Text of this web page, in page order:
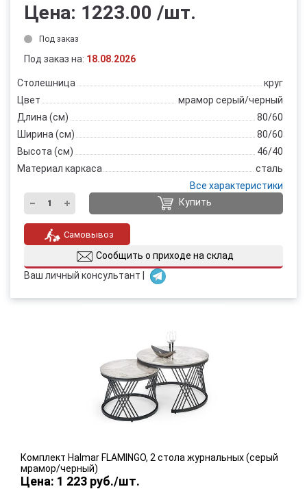
Цена: 1223.00 /шт.
Под заказ
Под заказ на: 18.08.2026
Столешница
круг
Цвет
мрамор серый/черный
Длина (см)
80/60
Ширина (см)
80/60
Высота (см)
46/40
Материал каркаса
сталь
Все характеристики
Купить
Самовывоз
Сообщить о приходе на склад
Ваш личный консультант |
Комплект Halmar FLAMINGO, 2 стола журнальных (серый
мрамор/черный)
Цена: 1 223 руб./шт.